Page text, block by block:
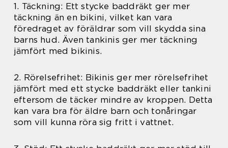
1. Täckning: Ett stycke baddräkt ger mer
täckning än en bikini, vilket kan vara
föredraget av föräldrar som vill skydda sina
barns hud. Även tankinis ger mer täckning
jämfört med bikinis.
2. Rörelsefrihet: Bikinis ger mer rörelsefrihet
jämfört med ett stycke baddräkt eller tankini
eftersom de täcker mindre av kroppen. Detta
kan vara bra för äldre barn och tonåringar
som vill kunna röra sig fritt i vattnet.